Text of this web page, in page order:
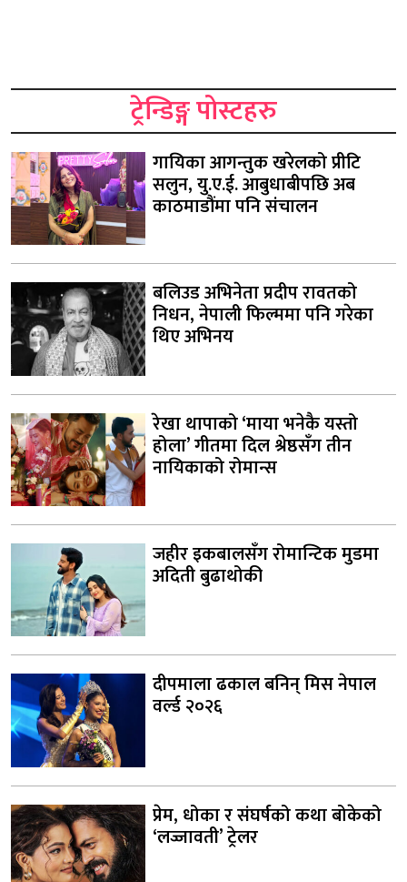
ट्रेन्डिङ्ग पोस्टहरु
गायिका आगन्तुक खरेलको प्रीटि
सलुन, यु.ए.ई. आबुधाबीपछि अब
काठमाडौंमा पनि संचालन
बलिउड अभिनेता प्रदीप रावतको
निधन, नेपाली फिल्ममा पनि गरेका
थिए अभिनय
रेखा थापाको ‘माया भनेकै यस्तो
होला’ गीतमा दिल श्रेष्ठसँग तीन
नायिकाको रोमान्स
जहीर इकबालसँग रोमान्टिक मुडमा
अदिती बुढाथोकी
दीपमाला ढकाल बनिन् मिस नेपाल
वर्ल्ड २०२६
प्रेम, धोका र संघर्षको कथा बोकेको
‘लज्जावती’ ट्रेलर